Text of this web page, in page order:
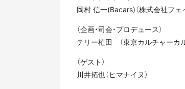
岡村 信一(Bacars)（株式会社フェ
（企画・司会・プロデュース）
テリー植田 （東京カルチャーカ
（ゲスト）
川井拓也（ヒマナイヌ）